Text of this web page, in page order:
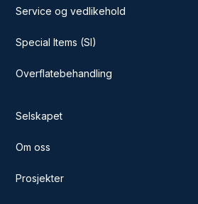
Service og vedlikehold
Special Items (SI)
Overflatebehandling
Selskapet
Om oss
Prosjekter